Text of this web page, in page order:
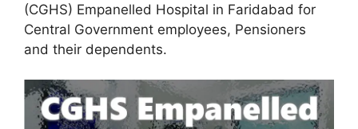
(CGHS) Empanelled Hospital in Faridabad for
Central Government employees, Pensioners
and their dependents.